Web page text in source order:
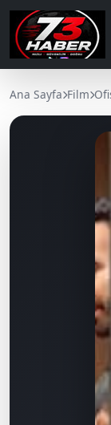
Ana Sayfa Film